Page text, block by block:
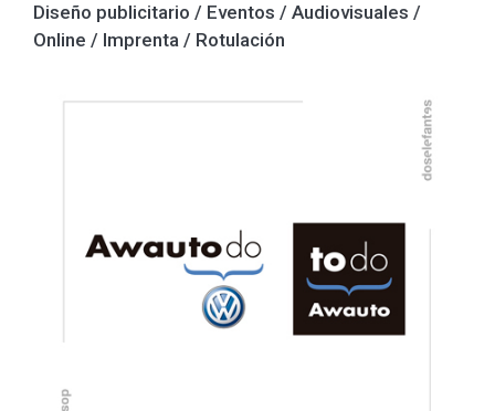
Diseño publicitario / Eventos / Audiovisuales /
Online / Imprenta / Rotulación